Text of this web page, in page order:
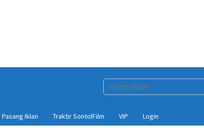
Pasang Iklan Traktir SontolFilm VIP Login